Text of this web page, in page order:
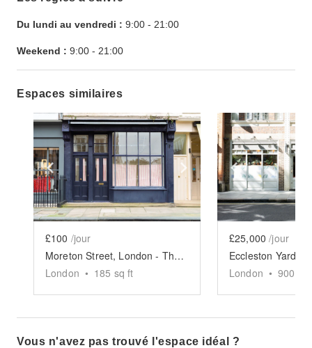
Du lundi au vendredi : 9:00 - 21:00
Weekend : 9:00 - 21:00
Espaces similaires
Show previous slide Show next slide
£100 /jour
Moreton Street, London - The Elegant Boutique
London • 185 sq ft
Show
£25,000 /jour
London • 9000
Vous n'avez pas trouvé l'espace idéal ?